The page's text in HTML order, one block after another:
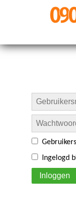
Ingelogd
Inloggen